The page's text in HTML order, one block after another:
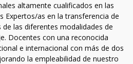
altamente cualificados en las
Expertos/as en la transferencia de
las diferentes modalidades de
Docentes con una reconocida
e internacional con más de dos
la empleabilidad de nuestro